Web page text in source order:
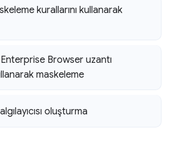
kurallarını kullanarak
Browser uzantı
maskeleme
oluşturma